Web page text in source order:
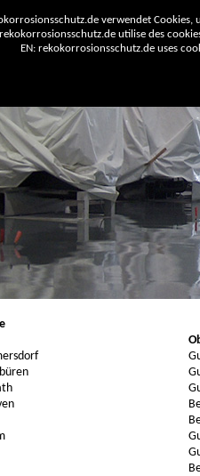
verwendet Cookies,
rekokorrosionsschutz.de utilise des
EN: rekokorrosionsschutz.de uses